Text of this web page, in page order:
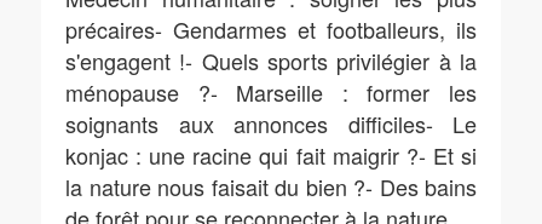
précaires- Gendarmes et footballeurs, ils
s'engagent !- Quels sports privilégier à la
ménopause ?- Marseille : former les
soignants aux annonces difficiles- Le
konjac : une racine qui fait maigrir ?- Et si
la nature nous faisait du bien ?- Des bains